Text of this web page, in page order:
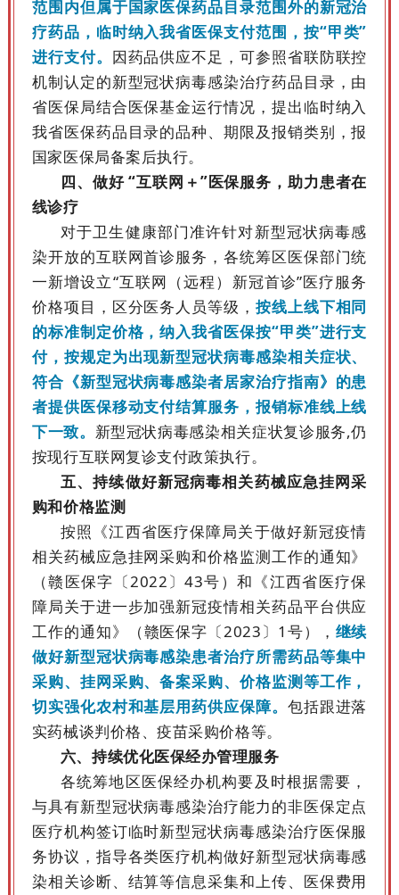
范围内但属于国家医保药品目录范围外的新冠治
疗药品，临时纳入我省医保支付范围，按“甲类”
进行支付。 因药品供应不足，可参照省联防联控
机制认定的新型冠状病毒感染治疗药品目录，由
省医保局结合医保基金运行情况，提出临时纳入
我省医保药品目录的品种、期限及报销类别，报
国家医保局备案后执行。
四、做好 “互联网＋”医保服务，助力患者在
线诊疗
对于卫生健康部门准许针对新型冠状病毒感
染开放的互联网首诊服务，各统筹区医保部门统
一新增设立“互联网（远程）新冠首诊”医疗服务
价格项目，区分医务人员等级， 按线上线下相同
的标准制定价格，纳入我省医保按“甲类”进行支
付，按规定为出现新型冠状病毒感染相关症状、
符合《新型冠状病毒感染者居家治疗指南》的患
者提供医保移动支付结算服务，报销标准线上线
下一致。 新型冠状病毒感染相关症状复诊服务,仍
按现行互联网复诊支付政策执行。
五、持续做好新冠病毒相关药械应急挂网采
购和价格监测
按照《江西省医疗保障局关于做好新冠疫情
相关药械应急挂网采购和价格监测工作的通知》
（赣医保字〔2022〕43号）和《江西省医疗保
障局关于进一步加强新冠疫情相关药品平台供应
工作的通知》（赣医保字〔2023〕1号）， 继续
做好新型冠状病毒感染患者治疗所需药品等集中
采购、挂网采购、备案采购、价格监测等工作，
切实强化农村和基层用药供应保障。 包括跟进落
实药械谈判价格、疫苗采购价格等。
六、持续优化医保经办管理服务
各统筹地区医保经办机构要及时根据需要，
与具有新型冠状病毒感染治疗能力的非医保定点
医疗机构签订临时新型冠状病毒感染治疗医保服
务协议，指导各类医疗机构做好新型冠状病毒感
染相关诊断、结算等信息采集和上传、医保费用